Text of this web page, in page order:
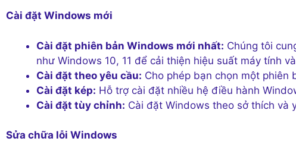
Cài đặt Windows mới
Cài đặt phiên bản Windows mới nhất: Chúng tôi
như Windows 10, 11 để cải thiện hiệu suất máy tính
Cài đặt theo yêu cầu: Cho phép bạn chọn một phiên
Cài đặt kép: Hỗ trợ cài đặt nhiều hệ điều hành
Cài đặt tùy chỉnh: Cài đặt Windows theo sở thích và
Sửa chữa lỗi Windows